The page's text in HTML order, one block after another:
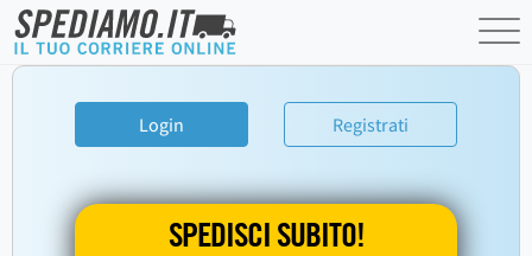
Login Registrati
SPEDISCI SUBITO!